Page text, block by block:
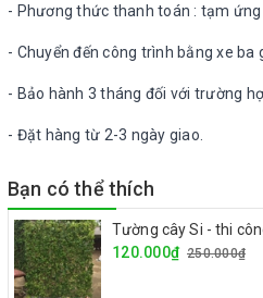
- Phương thức thanh toán : tạm
- Chuyển đến công trình bằng xe ba
- Bảo hành 3 tháng đối với trường
- Đặt hàng từ 2-3 ngày giao.
Bạn có thể thích
Tường cây Si - thi
120.000₫ 250.000₫